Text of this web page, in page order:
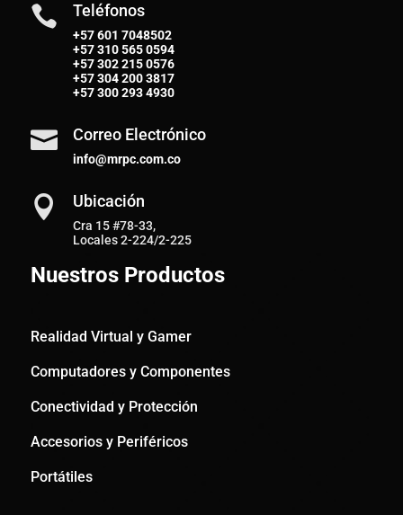
 Teléfonos
+57 601 7048502
+57310 565 0594
+57302 215 0576
+57304 200 3817
+57300 293 4930
 Correo Electrónico
info@mrpc.com.co
 Ubicación
Cra 15 #78-33,
Locales 2-224/2-225
Nuestros Productos
Realidad Virtual y Gamer
Computadores y Componentes
Conectividad y Protección
Accesorios y Periféricos
Portátiles